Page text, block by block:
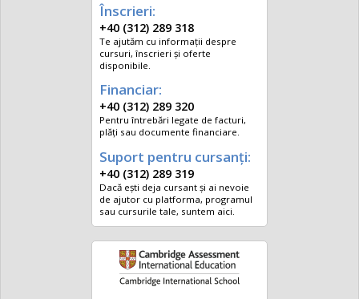
Înscrieri:
+40 (312) 289 318
Te ajutăm cu informații despre
cursuri, înscrieri și oferte
disponibile.
Financiar:
+40 (312) 289 320
Pentru întrebări legate de facturi,
plăți sau documente financiare.
Suport pentru cursanți:
+40 (312) 289 319
Dacă ești deja cursant și ai nevoie
de ajutor cu platforma, programul
sau cursurile tale, suntem aici.